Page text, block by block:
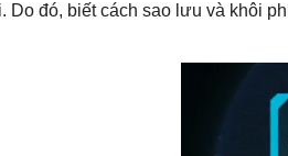
Do đó, biết cách sao lưu và khôi